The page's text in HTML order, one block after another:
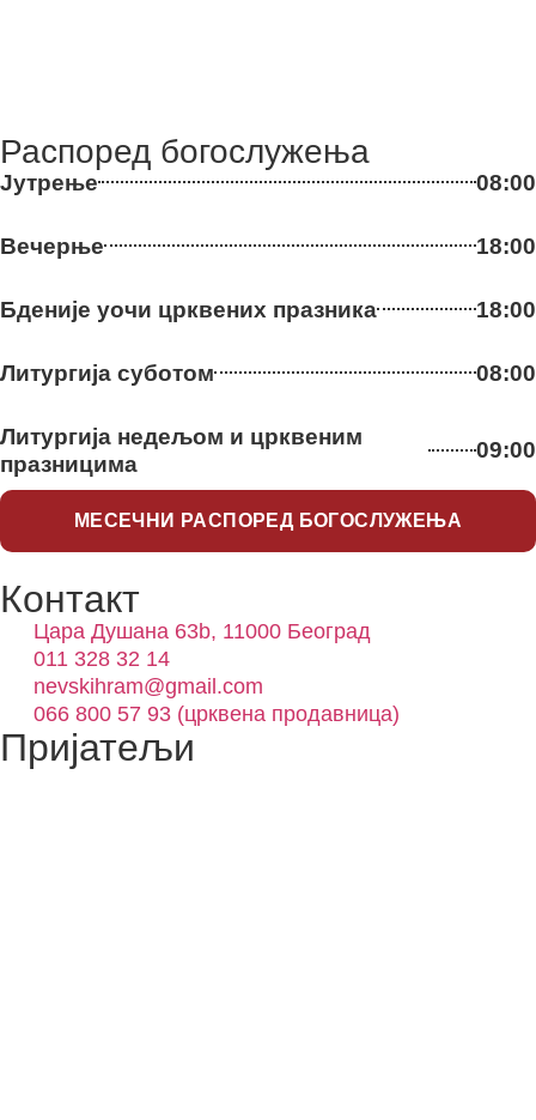
Распоред богослужења
Јутрење 08:00
Вечерње 18:00
Бденије уочи црквених празника 18:00
Литургија суботом 08:00
Литургија недељом и црквеним
празницима
09:00
МЕСЕЧНИ РАСПОРЕД БОГОСЛУЖЕЊА
Контакт
Цара Душана 63b, 11000 Београд
011 328 32 14
nevskihram@gmail.com
066 800 57 93 (црквена продавница)
Пријатељи